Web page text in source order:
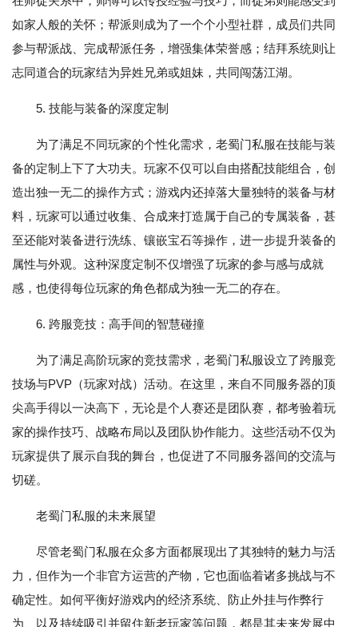
如家人般的关怀；帮派则成为了一个个小型社群，成员们共同
参与帮派战、完成帮派任务，增强集体荣誉感；结拜系统则让
志同道合的玩家结为异姓兄弟或姐妹，共同闯荡江湖。
5. 技能与装备的深度定制
为了满足不同玩家的个性化需求，老蜀门私服在技能与装
备的定制上下了大功夫。玩家不仅可以自由搭配技能组合，创
造出独一无二的操作方式；游戏内还掉落大量独特的装备与材
料，玩家可以通过收集、合成来打造属于自己的专属装备，甚
至还能对装备进行洗练、镶嵌宝石等操作，进一步提升装备的
属性与外观。这种深度定制不仅增强了玩家的参与感与成就
感，也使得每位玩家的角色都成为独一无二的存在。
6. 跨服竞技：高手间的智慧碰撞
为了满足高阶玩家的竞技需求，老蜀门私服设立了跨服竞
技场与PVP（玩家对战）活动。在这里，来自不同服务器的顶
尖高手得以一决高下，无论是个人赛还是团队赛，都考验着玩
家的操作技巧、战略布局以及团队协作能力。这些活动不仅为
玩家提供了展示自我的舞台，也促进了不同服务器间的交流与
切磋。
老蜀门私服的未来展望
尽管老蜀门私服在众多方面都展现出了其独特的魅力与活
力，但作为一个非官方运营的产物，它也面临着诸多挑战与不
确定性。如何平衡好游戏内的经济系统、防止外挂与作弊行
为、以及持续吸引并留住新老玩家等问题，都是其未来发展中